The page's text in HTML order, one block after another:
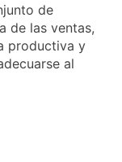
de
de las ventas,
productiva y
al